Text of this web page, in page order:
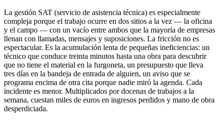
La gestión SAT (servicio de asistencia técnica) es especialmente
compleja porque el trabajo ocurre en dos sitios a la vez — la oficina
y el campo — con un vacío entre ambos que la mayoría de empresas
llenan con llamadas, mensajes y suposiciones. La fricción no es
espectacular. Es la acumulación lenta de pequeñas ineficiencias: un
técnico que conduce treinta minutos hasta una obra para descubrir
que no tiene el material en la furgoneta, un presupuesto que lleva
tres días en la bandeja de entrada de alguien, un aviso que se
programa encima de otra cita porque nadie miró la agenda. Cada
incidente es menor. Multiplicados por docenas de trabajos a la
semana, cuestan miles de euros en ingresos perdidos y mano de obra
desperdiciada.